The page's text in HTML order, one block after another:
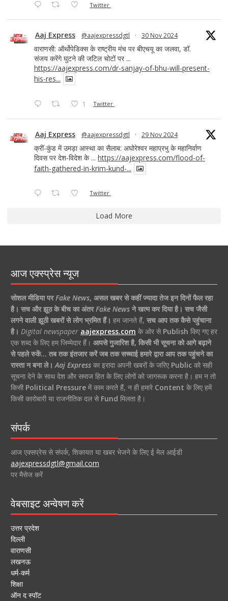
Twitter
Aaj Express @aajexpressdgtl · 30 Nov 2024
वाराणसी: ऑर्थोपेडिक्स के राष्ट्रीय मंच पर बीएचयू का जलवा, डॉ.
संजय करेंगे घुटने की जटिल चोटों पर ...
https://aajexpress.com/dr-sanjay-of-bhu-will-present-
his-res...
1 Twitter
Aaj Express @aajexpressdgtl · 29 Nov 2024
क्रीं-कुंड में उमड़ा आस्था का सैलाब: अघोरेश्वर महाप्रभु के महानिर्वाण
दिवस पर देश-विदेश के ... https://aajexpress.com/flood-of-
faith-gathered-in-krim-kund-...
Twitter
Load More
आज एक्स्प्रेस न्यूज
सोशल मीडिया परFake News, असल खबर से कहीं ज्यादा तेज इन दिनों फैल रहा
है। सच और झूठ के बीच का अंतरFake Newsने खत्म कर दिया है। सच जैसी
लगने वाली झूठी खबरों से लोग भ्रमित हैं। हम जानते हैं, सच आप तक कैसे पहुंचाना
है। Digital newspaper aajexpress.com के ओर से Publish किए गए हर
एक शब्द के लिए हम जिम्मेदार हैं। आपसे गुजारिश है, किसी भी सूचना को आगे बढ़ाने
से पहले रुकें… तब तक इंतजार करें जब तक सच्चाई हमारे द्वारा आप तक पहुंचने का
रास्ता न बना ले। Aaj Expressका इरादा अपनी खबरों के जरिए Publicको सही
सूचना देने के साथ देश और समाज हित के लिए लोगों को जागरूक करना है। हम न तो
किसी Political Pressureमें काम करते हैं, न ही हमारे Content के लिए हमें
किसी कारोबारी या राजनीतिक दल से Fund मिलता है।
संपर्क
आज एक्सप्रेस से संपर्क, शिकायत या खबर भेजने के लिए ई मेल आईडी
aajexpressdgtl@gmail.com
पर मैसेज करें
वेबसाइट अन्वेषण करें
उत्तर प्रदेश
दिल्ली
वाराणसी
लखनऊ
धर्म-कर्म
शिक्षा
ऑन द स्पॉट